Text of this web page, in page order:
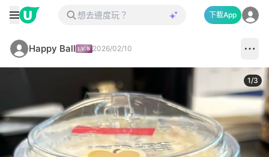
下載App
Happy Ball 2026/02/10
1/3